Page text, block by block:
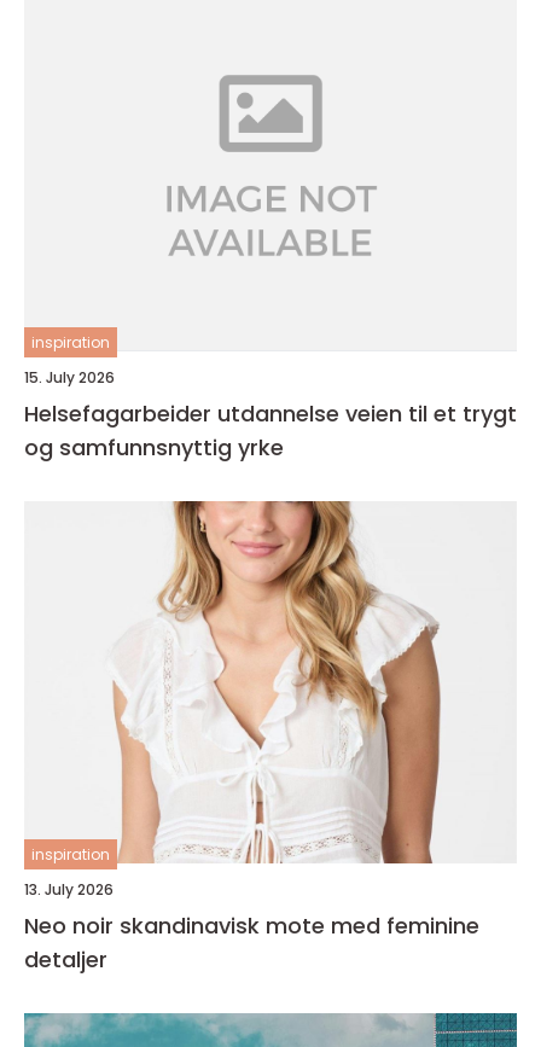
inspiration
15. July 2026
Helsefagarbeider utdannelse veien til et trygt
og samfunnsnyttig yrke
inspiration
13. July 2026
Neo noir skandinavisk mote med feminine
detaljer